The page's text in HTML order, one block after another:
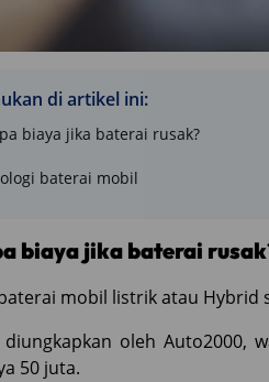
di artikel ini:
biaya jika baterai rusak?
baterai mobil
biaya jika baterai
mobil listrik atau Hybrid
oleh Auto2000,
50 juta.